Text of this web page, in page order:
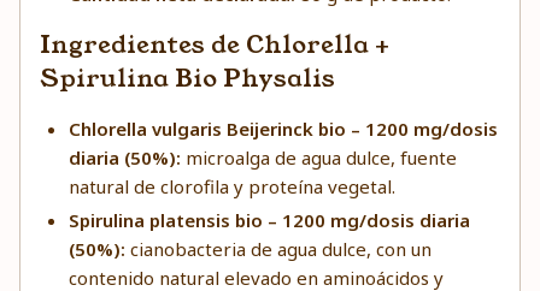
Ingredientes de Chlorella +
Spirulina Bio Physalis
Chlorella vulgaris Beijerinck bio – 1200 mg/dosis
diaria (50%): microalga de agua dulce, fuente
natural de clorofila y proteína vegetal.
Spirulina platensis bio – 1200 mg/dosis diaria
(50%): cianobacteria de agua dulce, con un
contenido natural elevado en aminoácidos y